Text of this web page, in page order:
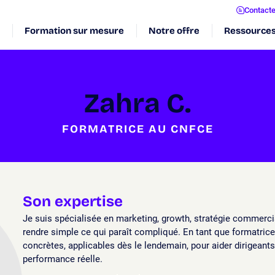
Formation sur mesure Notre offre
Zahra C.
FORMATRICE AU CNFCE
Son expertise
Je suis spécialisée en marketing, growth, stratégie
rendre simple ce qui paraît compliqué. En tant que
concrètes, applicables dès le lendemain, pour aider
performance réelle.